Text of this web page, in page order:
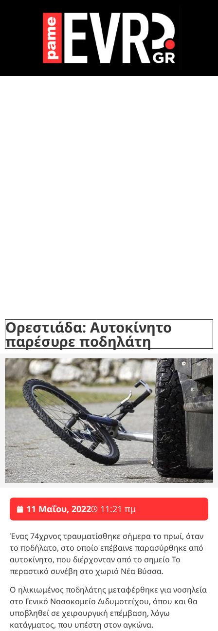
Ορεστιάδα: Αυτοκίνητο
παρέσυρε ποδηλάτη
11 Μαΐου, 2022 11:21 πμ
Ένας 74χρνος τραυματίσθηκε σήμερα το πρωί, όταν
το ποδήλατο, στο οποίο επέβαινε παρασύρθηκε από
αυτοκίνητο, που διέρχονταν από το σημείο Το
περαστικό συνέβη στο χωριό Νέα Βύσσα.
Ο ηλικιωμένος ποδηλάτης μεταφέρθηκε για νοσηλεία
στο Γενικό Νοσοκομείο Διδυμοτείχου, όπου και θα
υποβληθεί σε χειρουργική επέμβαση, λόγω
κατάγματος, που υπέστη στον αγκώνα.